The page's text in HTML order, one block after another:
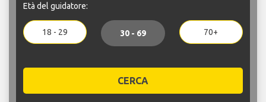
Età del guidatore:
18 - 29 30 - 69 70+
CERCA